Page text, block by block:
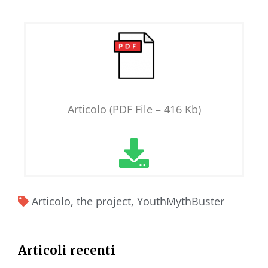
Articolo (PDF File – 416 Kb)
Articolo, the project, YouthMythBuster
Articoli recenti